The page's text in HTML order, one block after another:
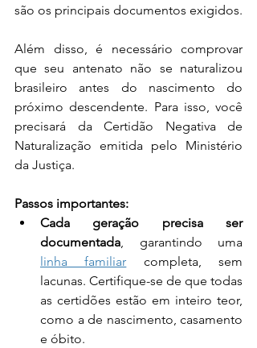
são os principais documentos exigidos.
Além disso, é necessário comprovar
que seu antenato não se naturalizou
brasileiro antes do nascimento do
próximo descendente. Para isso, você
precisará da Certidão Negativa de
Naturalização emitida pelo Ministério
da Justiça.
Passos importantes:
Cada geração precisa ser
documentada
linha familiar completa, sem
lacunas. Certifique-se de que todas
as certidões estão em inteiro teor,
como a de nascimento, casamento
e óbito.